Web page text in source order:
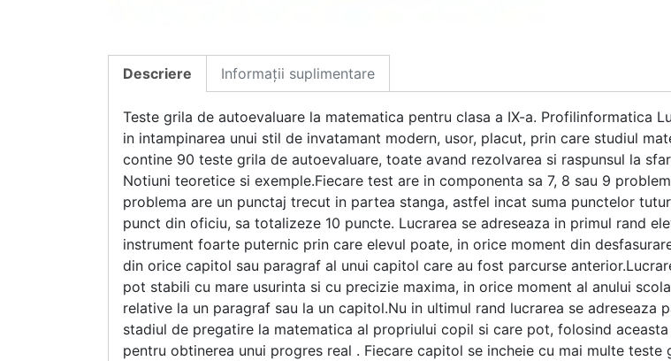
Descriere Informații suplimentare
Teste grila de autoevaluare la matematica pentru clasa a IX-a. Profilinformatica
in intampinarea unui stil de invatamant modern, usor, placut, prin care studiul
contine 90 teste grila de autoevaluare, toate avand rezolvarea si raspunsul la
Notiuni teoretice si exemple.Fiecare test are in componenta sa 7, 8 sau 9
problema are un punctaj trecut in partea stanga, astfel incat suma punctelor
punct din oficiu, sa totalizeze 10 puncte. Lucrarea se adreseaza in primul rand
instrument foarte puternic prin care elevul poate, in orice moment din
din orice capitol sau paragraf al unui capitol care au fost parcurse
pot stabili cu mare usurinta si cu precizie maxima, in orice moment al anului
relative la un paragraf sau la un capitol.Nu in ultimul rand lucrarea se adreseaza
stadiul de pregatire la matematica al propriului copil si care pot, folosind
pentru obtinerea unui progres real . Fiecare capitol se incheie cu mai multe